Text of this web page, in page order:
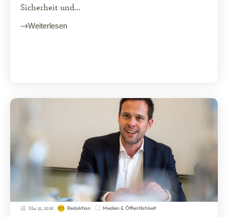
Sicherheit und...
Weiterlesen
Mai 31, 2026 Redaktion Medien & Öffentlichkeit